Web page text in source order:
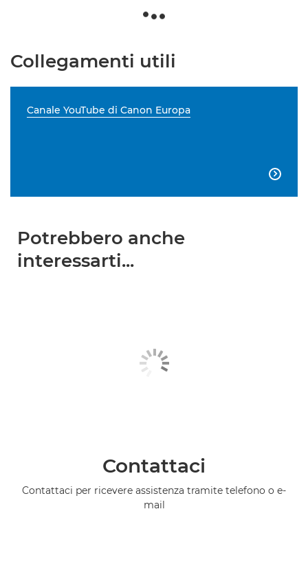
Collegamenti utili
Canale YouTube di Canon Europa

Potrebbero anche
interessarti...
Contattaci
Contattaci per ricevere assistenza tramite telefono o e-
mail